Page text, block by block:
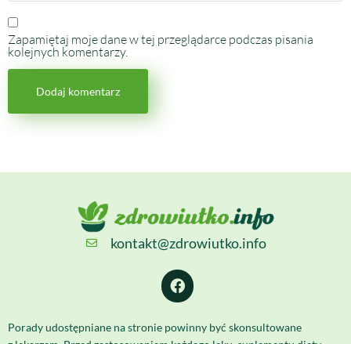
Zapamiętaj moje dane w tej przeglądarce podczas pisania
kolejnych komentarzy.
kontakt@zdrowiutko.info
Porady udostępniane na stronie powinny być skonsultowane